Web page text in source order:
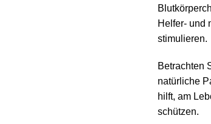
Helfer- und
stimulieren.
Betrachten
natürliche
hilft, am
schützen.